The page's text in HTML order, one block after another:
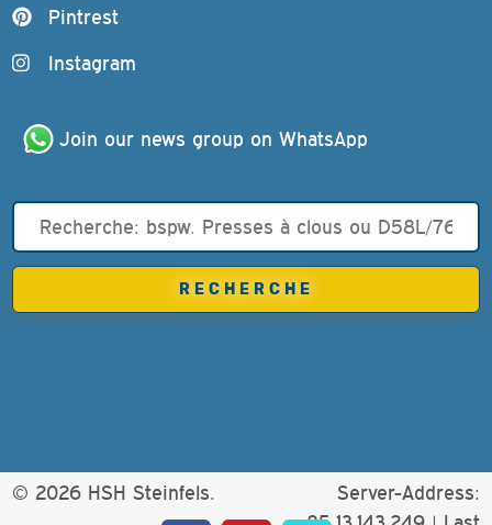
Pintrest
Instagram
Join our news group on WhatsApp
© 2026 HSH Steinfels.
Server-Address: